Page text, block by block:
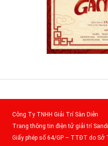
Công Ty TNHH Giải Trí Sàn Diễn
Trang thông tin điện tử giải trí
Giấy phép số 64/GP – TTĐT do